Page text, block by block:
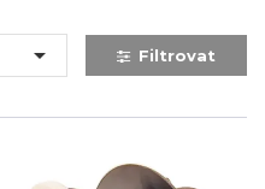
 Filtrovat